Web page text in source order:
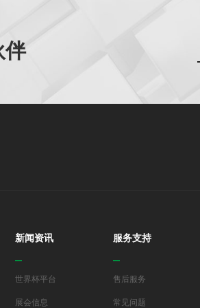
伴
新闻资讯
世界杯平台
展会信息
服务支持
售后服务
常见问题